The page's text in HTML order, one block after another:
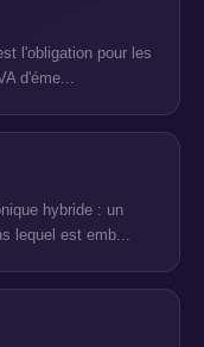
l'obligation pour les
d'éme...
hybride : un
lequel est emb...